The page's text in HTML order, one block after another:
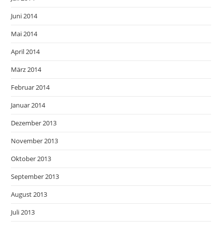
Juni 2014
Mai 2014
April 2014
März 2014
Februar 2014
Januar 2014
Dezember 2013
November 2013
Oktober 2013
September 2013
August 2013
Juli 2013